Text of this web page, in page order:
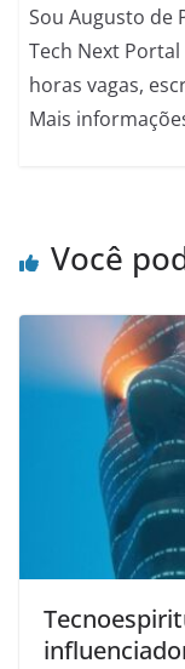
Sou Augusto de
Tech Next
horas vagas,
Mais
Você